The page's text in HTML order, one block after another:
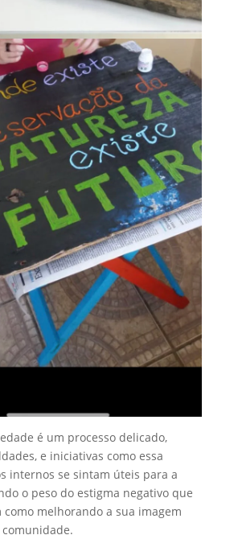
é um processo delicado,
e iniciativas como essa
internos se sintam úteis para a
o peso do estigma negativo que
como melhorando a sua imagem